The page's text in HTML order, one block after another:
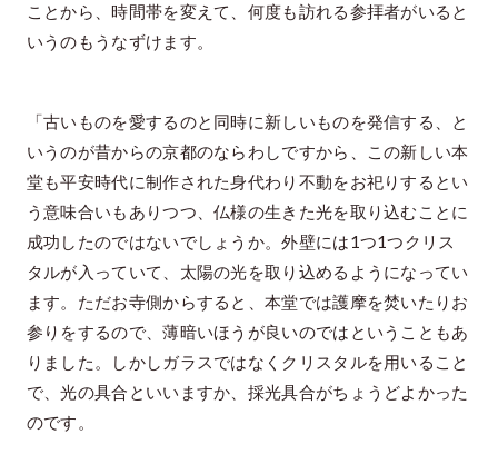
ことから、時間帯を変えて、何度も訪れる参拝者がいると
いうのもうなずけます。
「古いものを愛するのと同時に新しいものを発信する、と
いうのが昔からの京都のならわしですから、この新しい本
堂も平安時代に制作された身代わり不動をお祀りするとい
う意味合いもありつつ、仏様の生きた光を取り込むことに
成功したのではないでしょうか。外壁には1つ1つクリス
タルが入っていて、太陽の光を取り込めるようになってい
ます。ただお寺側からすると、本堂では護摩を焚いたりお
参りをするので、薄暗いほうが良いのではということもあ
りました。しかしガラスではなくクリスタルを用いること
で、光の具合といいますか、採光具合がちょうどよかった
のです。